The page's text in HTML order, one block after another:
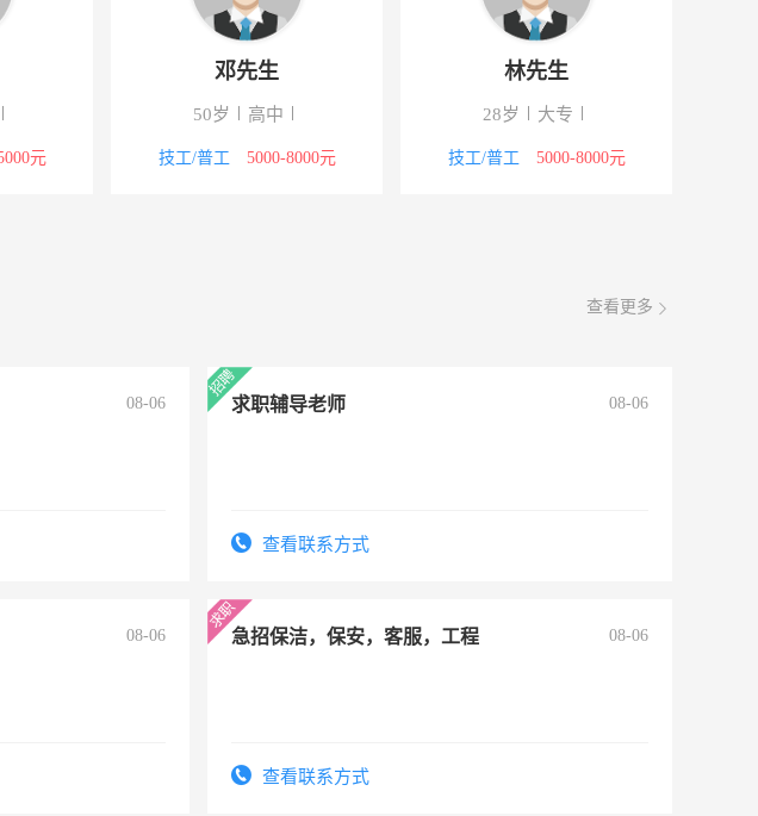
08-06
08-06
08-06
元
邓先生
50岁 高中
技工/普工 5000-8000元
林先生
28岁 大专
技工/普工 5000-8000元
查看更多
08-06 求职辅导老师 08-06
查看联系方式
08-06 急招保洁，保安，客服，工程 08-06
查看联系方式